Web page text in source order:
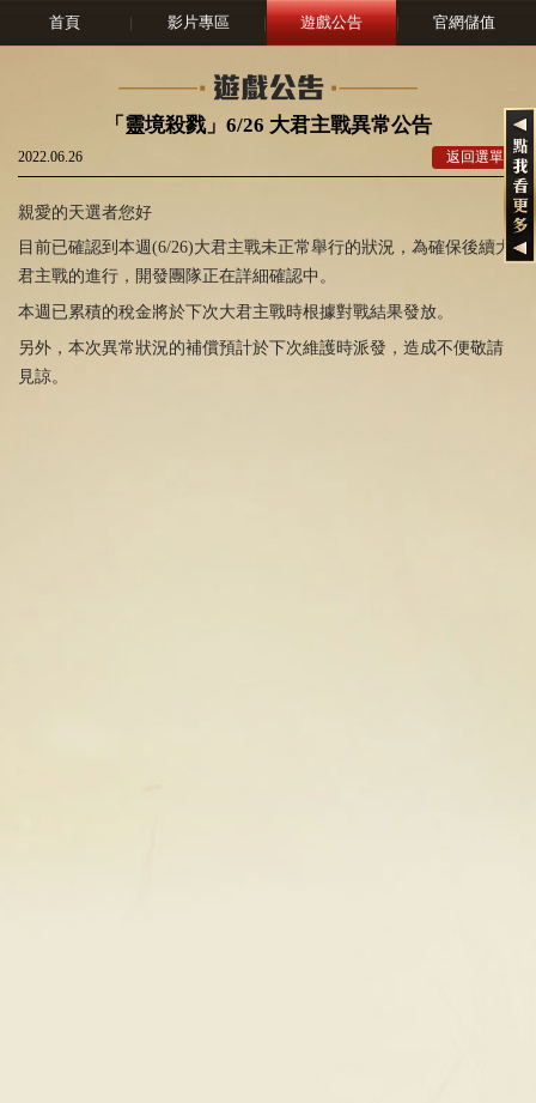
首頁 | 影片專區 | 遊戲公告 | 官網儲值
「靈境殺戮」6/26 大君主戰異常公告
2022.06.26 返回選單
親愛的天選者您好
目前已確認到本週(6/26)大君主戰未正常舉行的狀況，為確保後續大
君主戰的進行，開發團隊正在詳細確認中。
本週已累積的稅金將於下次大君主戰時根據對戰結果發放。
另外，本次異常狀況的補償預計於下次維護時派發，造成不便敬請
見諒。